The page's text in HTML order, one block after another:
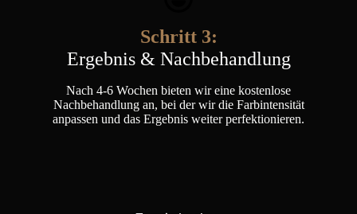
Schritt 3:
Ergebnis & Nachbehandlung
Nach 4-6 Wochen bieten wir eine kostenlose
Nachbehandlung an, bei der wir die Farbintensität
anpassen und das Ergebnis weiter perfektionieren.